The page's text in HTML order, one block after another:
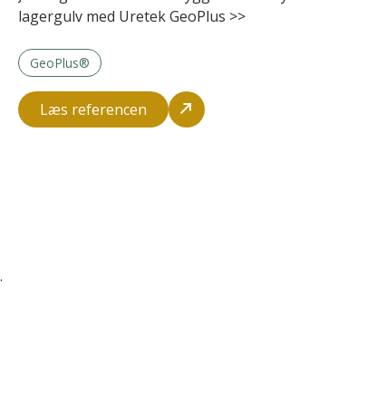
lagergulv med Uretek GeoPlus >>
GeoPlus®
Læs referencen